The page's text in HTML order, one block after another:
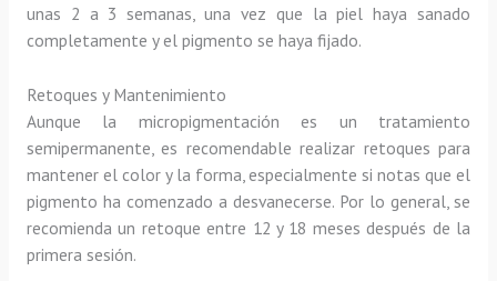
unas 2 a 3 semanas, una vez que la piel haya sanado
completamente y el pigmento se haya fijado.
Retoques y Mantenimiento
Aunque la micropigmentación es un tratamiento
semipermanente, es recomendable realizar retoques para
mantener el color y la forma, especialmente si notas que el
pigmento ha comenzado a desvanecerse. Por lo general, se
recomienda un retoque entre 12 y 18 meses después de la
primera sesión.